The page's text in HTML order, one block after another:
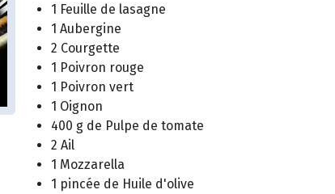
1 Feuille de lasagne
1 Aubergine
2 Courgette
1 Poivron rouge
1 Poivron vert
1 Oignon
400 g de Pulpe de tomate
2 Ail
1 Mozzarella
1 pincée de Huile d'olive